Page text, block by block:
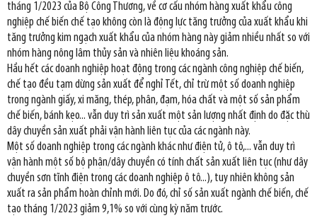
tháng 1/2023 của Bộ Công Thương, về cơ cấu nhóm hàng xuất khẩu công
nghiệp chế biến chế tạo không còn là động lực tăng trưởng của xuất khẩu khi
tăng trưởng kim ngạch xuất khẩu của nhóm hàng này giảm nhiều nhất so với
nhóm hàng nông lâm thủy sản và nhiên liệu khoáng sản.
Hầu hết các doanh nghiệp hoạt động trong các ngành công nghiệp chế biến,
chế tạo đều tạm dừng sản xuất để nghỉ Tết, chỉ trừ một số doanh nghiệp
trong ngành giấy, xi măng, thép, phân, đạm, hóa chất và một số sản phẩm
chế biến, bánh kẹo... vẫn duy trì sản xuất một sản lượng nhất định do đặc thù
dây chuyền sản xuất phải vận hành liên tục của các ngành này.
Một số doanh nghiệp trong các ngành khác như điện tử, ô tô,... vẫn duy trì
vận hành một số bộ phận/dây chuyền có tính chất sản xuất liên tục (như dây
chuyền sơn tĩnh điện trong các doanh nghiệp ô tô...), tuy nhiên không sản
xuất ra sản phẩm hoàn chỉnh mới. Do đó, chỉ số sản xuất ngành chế biến, chế
tạo tháng 1/2023 giảm 9,1% so với cùng kỳ năm trước.